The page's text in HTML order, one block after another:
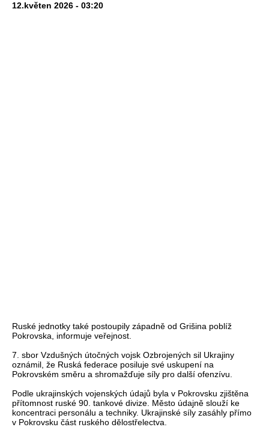
12.květen 2026 - 03:20
Ruské jednotky také postoupily západně od Grišina poblíž
Pokrovska, informuje veřejnost.
7. sbor Vzdušných útočných vojsk Ozbrojených sil Ukrajiny
oznámil, že Ruská federace posiluje své uskupení na
Pokrovském směru a shromažďuje síly pro další ofenzívu.
Podle ukrajinských vojenských údajů byla v Pokrovsku zjištěna
přítomnost ruské 90. tankové divize. Město údajně slouží ke
koncentraci personálu a techniky. Ukrajinské síly zasáhly přímo
v Pokrovsku část ruského dělostřelectva.